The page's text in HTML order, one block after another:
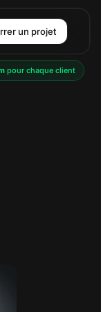
un projet
pour chaque client